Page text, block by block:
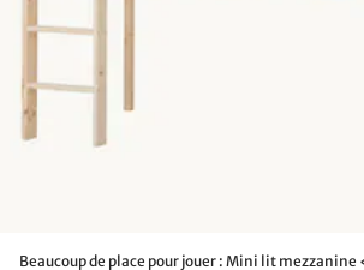
Beaucoup de place pour jouer : Mini lit